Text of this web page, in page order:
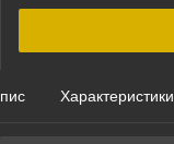
Характеристики